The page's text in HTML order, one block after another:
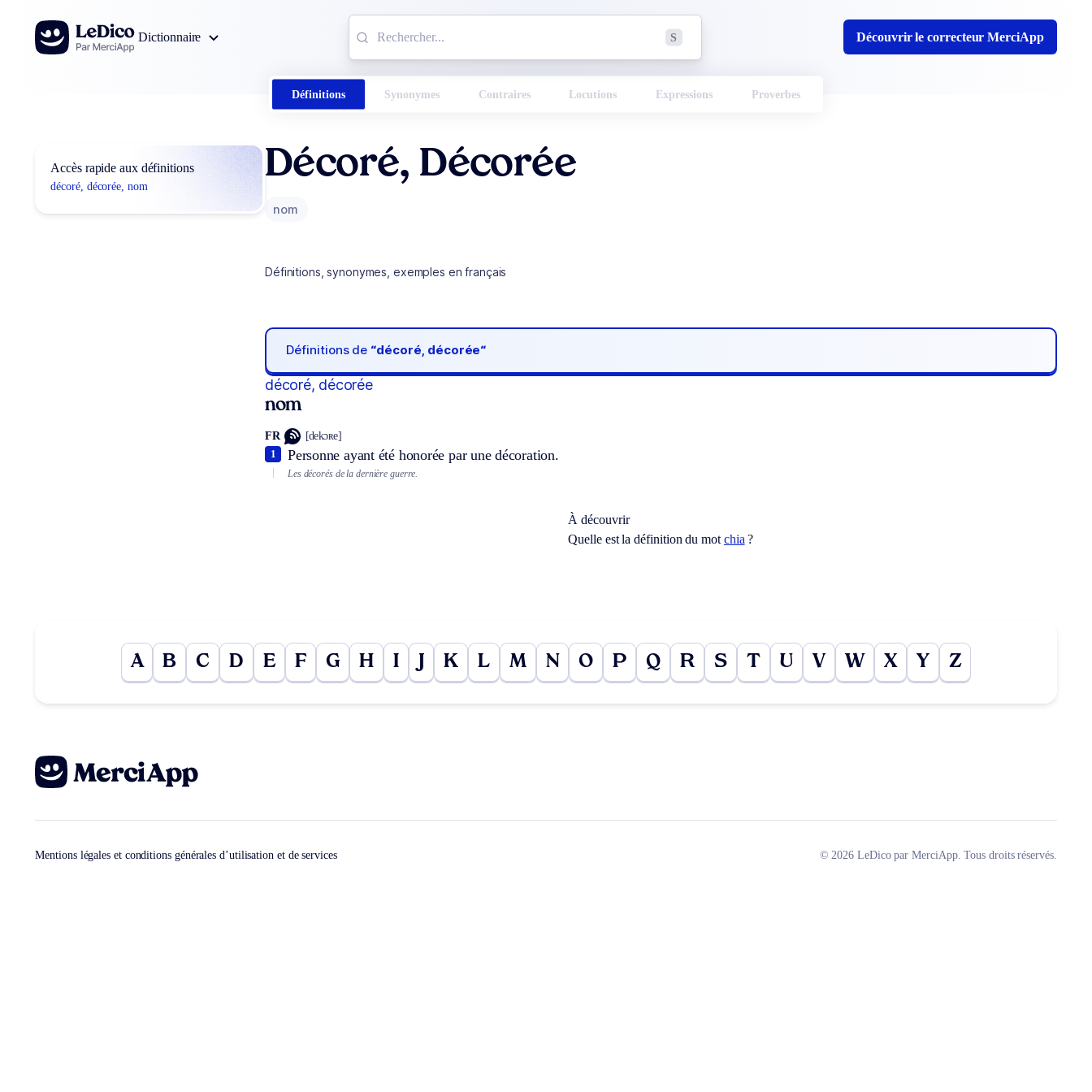
Aller au contenu
Dictionnaire
S Découvrir le correcteur MerciApp
Définitions Synonymes Contraires Locutions Expressions Proverbes
Accès rapide aux définitions
décoré, décorée, nom
Décoré, Décorée
nom
Définitions, synonymes, exemples en français
Définitions de “décoré, décorée“
décoré, décorée
nom
FR [dekɔʀe]
Personne ayant été honorée par une décoration.
1
Les décorés de la dernière guerre.
À découvrir
Quelle est la définition du mot chia ?
A B C D E F G H I J K L M N O P Q R S T U V W X Y Z
Mentions légales et conditions générales d’utilisation et de services © 2026 LeDico par MerciApp. Tous droits réservés.